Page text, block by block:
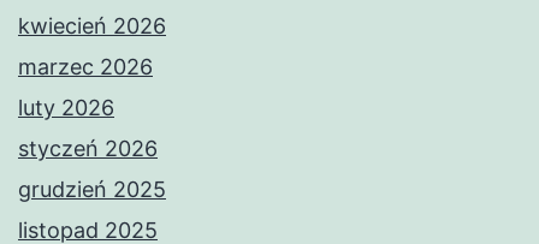
kwiecień 2026
marzec 2026
luty 2026
styczeń 2026
grudzień 2025
listopad 2025